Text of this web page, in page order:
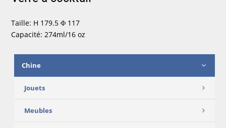
Taille: H 179.5 Φ 117
Capacité: 274ml/16 oz
Chine
Jouets
Meubles